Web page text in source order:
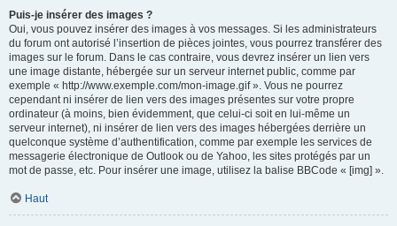
Puis-je insérer des images ?
Oui, vous pouvez insérer des images à vos messages. Si les administrateurs
du forum ont autorisé l’insertion de pièces jointes, vous pourrez transférer des
images sur le forum. Dans le cas contraire, vous devrez insérer un lien vers
une image distante, hébergée sur un serveur internet public, comme par
exemple « http://www.exemple.com/mon-image.gif ». Vous ne pourrez
cependant ni insérer de lien vers des images présentes sur votre propre
ordinateur (à moins, bien évidemment, que celui-ci soit en lui-même un
serveur internet), ni insérer de lien vers des images hébergées derrière un
quelconque système d’authentification, comme par exemple les services de
messagerie électronique de Outlook ou de Yahoo, les sites protégés par un
mot de passe, etc. Pour insérer une image, utilisez la balise BBCode « [img] ».
Haut